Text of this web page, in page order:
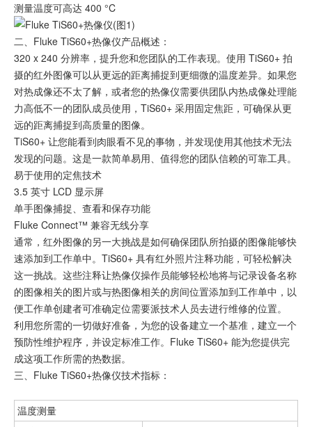
测量温度可高达 400 °C
二、Fluke TiS60+热像仪产品概述：
320 x 240 分辨率，提升您和您团队的工作表现。使用 TiS60+ 拍
摄的红外图像可以从更远的距离捕捉到更细微的温度差异。如果您
对热成像还不太了解，或者您的热像仪需要供团队内热成像处理能
力高低不一的团队成员使用，TiS60+ 采用固定焦距，可确保从更
远的距离捕捉到高质量的图像。
TiS60+ 让您能看到肉眼看不见的事物，并发现使用其他技术无法
发现的问题。这是一款简单易用、值得您的团队信赖的可靠工具。
易于使用的定焦技术
3.5 英寸 LCD 显示屏
单手图像捕捉、查看和保存功能
Fluke Connect™ 兼容无线分享
通常，红外图像的另一大挑战是如何确保团队所拍摄的图像能够快
速添加到工作单中。TiS60+ 具有红外照片注释功能，可轻松解决
这一挑战。这些注释让热像仪操作员能够轻松地将与记录设备名称
的图像相关的图片或与热图像相关的房间位置添加到工作单中，以
便工作单创建者可准确定位需要派技术人员去进行维修的位置。
利用您所需的一切做好准备，为您的设备建立一个基准，建立一个
预防性维护程序，并设定标准工作。Fluke TiS60+ 能为您提供完
成这项工作所需的热数据。
三、Fluke TiS60+热像仪技术指标：
温度测量